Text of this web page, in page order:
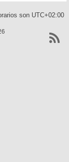
son UTC+02:00